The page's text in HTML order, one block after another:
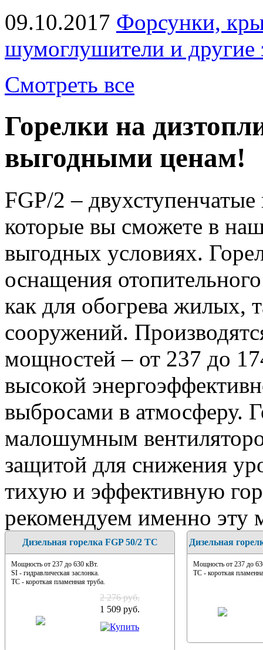
09.10.2017 Форсунки,
шумоглушители и другие
Смотреть все
Горелки на
выгодными ценам!
FGP/2 –
которые вы сможете в
выгодных условиях.
оснащения
как для обогрева
сооружений.
мощностей – от 237 до
высокой
выбросами в атмосферу.
малошумным
защитой для снижения
тихую и эффективную
рекомендуем именно эту
Дизельная горелка FGP 50/2 TC
Мощность от 237 до 630 кВт.
SI - гидравлическая заслонка.
TC - короткая пламенная труба.
2 276 руб.
1 509 руб.
Дизельная
Мощность от 237 до
TC - короткая